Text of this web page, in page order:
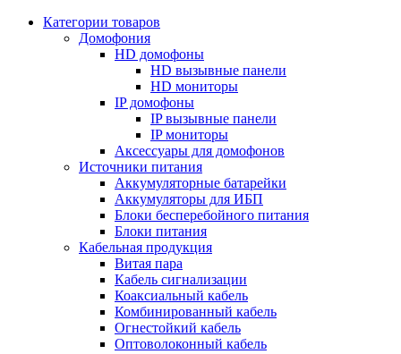
Категории товаров
Домофония
HD домофоны
HD вызывные панели
HD мониторы
IP домофоны
IP вызывные панели
IP мониторы
Аксессуары для домофонов
Источники питания
Аккумуляторные батарейки
Аккумуляторы для ИБП
Блоки бесперебойного питания
Блоки питания
Кабельная продукция
Витая пара
Кабель сигнализации
Коаксиальный кабель
Комбинированный кабель
Огнестойкий кабель
Оптоволоконный кабель